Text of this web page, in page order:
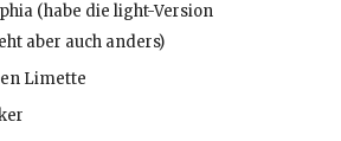
(habe die light-Version
aber auch anders)
Limette